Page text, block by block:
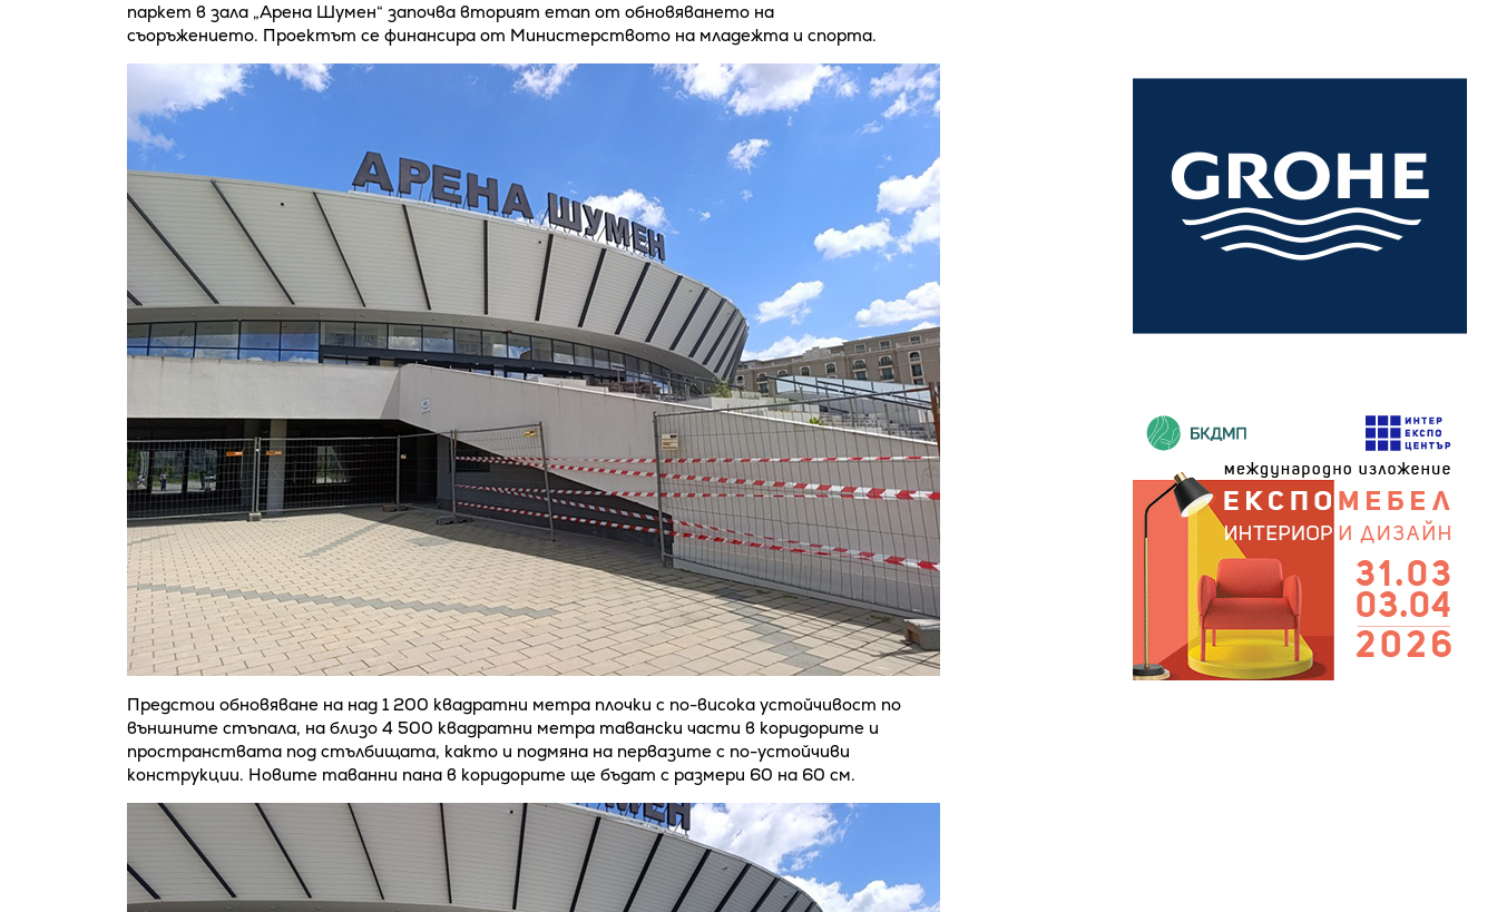
паркет в зала „Арена Шумен“ започва вторият етап от обновяването на
съоръжението. Проектът се финансира от Министерството на младежта и спорта.
Предстои обновяване на над 1 200 квадратни метра плочки с по-висока устойчивост по
външните стъпала, на близо 4 500 квадратни метра тавански части в коридорите и
пространствата под стълбищата, както и подмяна на первазите с по-устойчиви
конструкции. Новите таванни пана в коридорите ще бъдат с размери 60 на 60 см.